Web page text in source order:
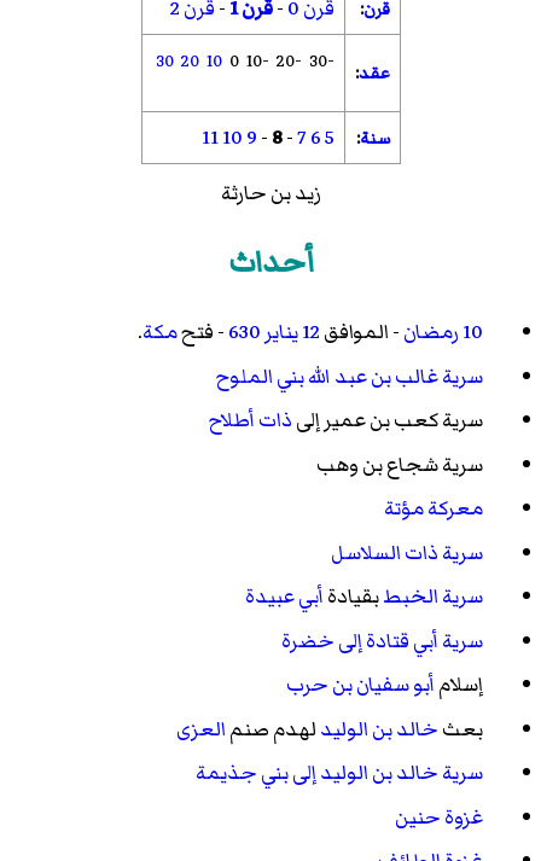
قرن: قرن 0 -قرن 1 -قرن 2
عقد:
-30
-20
-10
0
10
20
30
سنة:
5
6
7
-
8
-
9
10
11
زيد بن حارثة
أحداث
10 رمضان - الموافق12 يناير 630- فتحمكة.
سرية غالب بن عبد الله بني الملوح
سرية كعب بن عميرإلىذات أطلاح
سرية شجاع بن وهب
معركة مؤتة
سرية ذات السلاسل
سرية الخبطبقيادةأبي عبيدة
سرية أبي قتادة إلى خضرة
إسلامأبو سفيان بن حرب
بعثخالد بن الوليدلهدم صنمالعزى
سرية خالد بن الوليد إلى بني جذيمة
غزوة حنين